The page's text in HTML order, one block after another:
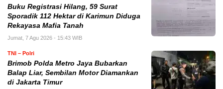
Buku Registrasi Hilang, 59 Surat
Sporadik 112 Hektar di Karimun Diduga
Rekayasa Mafia Tanah
Jumat, 7 Agu 2026 - 15:43 WIB
TNI – Polri
Brimob Polda Metro Jaya Bubarkan
Balap Liar, Sembilan Motor Diamankan
di Jakarta Timur